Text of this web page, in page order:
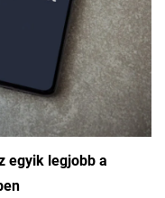
egyik legjobb a